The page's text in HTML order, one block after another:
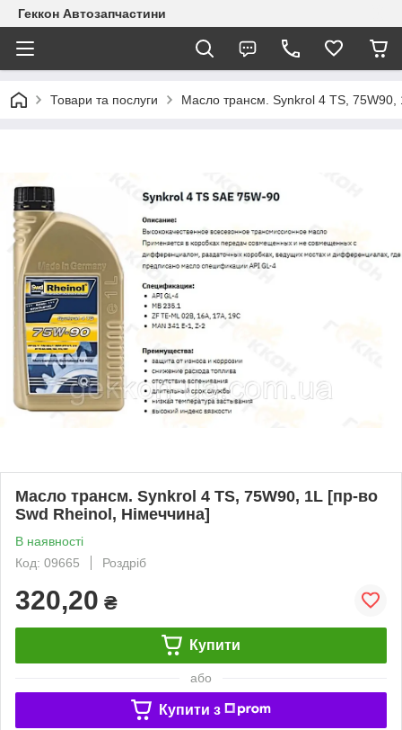
Геккон Автозапчастини
Товари та послуги Масло трансм. Synkrol 4 TS, 75W90,
Масло трансм. Synkrol 4 TS, 75W90, 1L [пр-во
Swd Rheinol, Німеччина]
В наявності
Код: 09665
Роздріб
320,20 ₴
Купити
або
Купити з